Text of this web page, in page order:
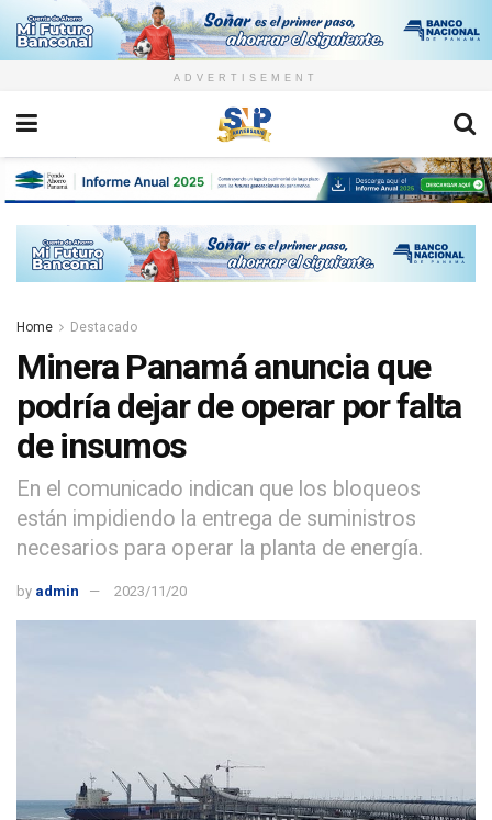
ADVERTISEMENT
Home Destacado
Minera Panamá anuncia que
podría dejar de operar por falta
de insumos
En el comunicado indican que los bloqueos
están impidiendo la entrega de suministros
necesarios para operar la planta de energía.
by admin 2023/11/20